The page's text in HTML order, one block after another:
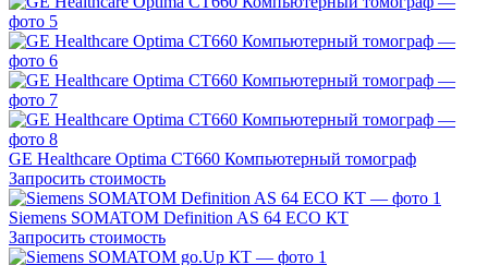
GE Healthcare Optima CT660 Компьютерный томограф
Запросить стоимость
Siemens SOMATOM Definition AS 64 ECO КТ
Запросить стоимость